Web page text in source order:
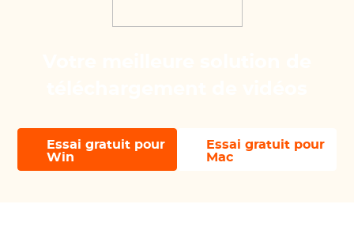
Essai gratuit pour
Win
Essai gratuit pour
Mac